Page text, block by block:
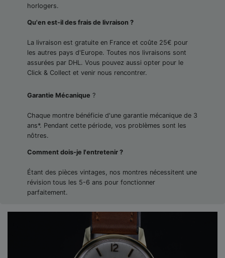
horlogers.
Qu'en est-il des frais de livraison ?
La livraison est gratuite en France et coûte 25€ pour
les autres pays d'Europe. Toutes nos livraisons sont
assurées par DHL. Vous pouvez aussi opter pour le
Click & Collect et venir nous rencontrer.
Garantie Mécanique ?
Chaque montre bénéficie d'une garantie mécanique de 3
ans*. Pendant cette période, vos problèmes sont les
nôtres.
Comment dois-je l'entretenir ?
Étant des pièces vintages, nos montres nécessitent une
révision tous les 5-6 ans pour fonctionner
parfaitement.